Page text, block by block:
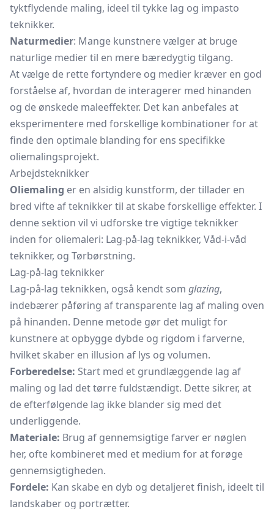
tyktflydende maling, ideel til tykke lag og impasto
teknikker.
Naturmedier: Mange kunstnere vælger at bruge
naturlige medier til en mere bæredygtig tilgang.
At vælge de rette fortyndere og medier kræver en god
forståelse af, hvordan de interagerer med hinanden
og de ønskede maleeffekter. Det kan anbefales at
eksperimentere med forskellige kombinationer for at
finde den optimale blanding for ens specifikke
oliemalingsprojekt.
Arbejdsteknikker
Oliemaling er en alsidig kunstform, der tillader en
bred vifte af teknikker til at skabe forskellige effekter. I
denne sektion vil vi udforske tre vigtige teknikker
inden for oliemaleri: Lag-på-lag teknikker, Våd-i-våd
teknikker, og Tørbørstning.
Lag-på-lag teknikker
Lag-på-lag teknikken, også kendt som glazing,
indebærer påføring af transparente lag af maling oven
på hinanden. Denne metode gør det muligt for
kunstnere at opbygge dybde og rigdom i farverne,
hvilket skaber en illusion af lys og volumen.
Forberedelse: Start med et grundlæggende lag af
maling og lad det tørre fuldstændigt. Dette sikrer, at
de efterfølgende lag ikke blander sig med det
underliggende.
Materiale: Brug af gennemsigtige farver er nøglen
her, ofte kombineret med et medium for at forøge
gennemsigtigheden.
Fordele: Kan skabe en dyb og detaljeret finish, ideelt til
landskaber og portrætter.